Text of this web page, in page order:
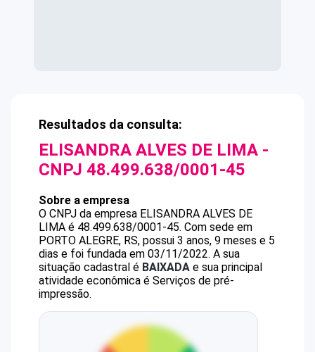
Resultados da consulta:
ELISANDRA ALVES DE LIMA -
CNPJ 48.499.638/0001-45
Sobre a empresa
O CNPJ da empresa ELISANDRA ALVES DE
LIMA é 48.499.638/0001-45. Com sede em
PORTO ALEGRE, RS, possui 3 anos, 9 meses e 5
dias e foi fundada em 03/11/2022. A sua
situação cadastral é BAIXADA e sua principal
atividade econômica é Serviços de pré-
impressão.